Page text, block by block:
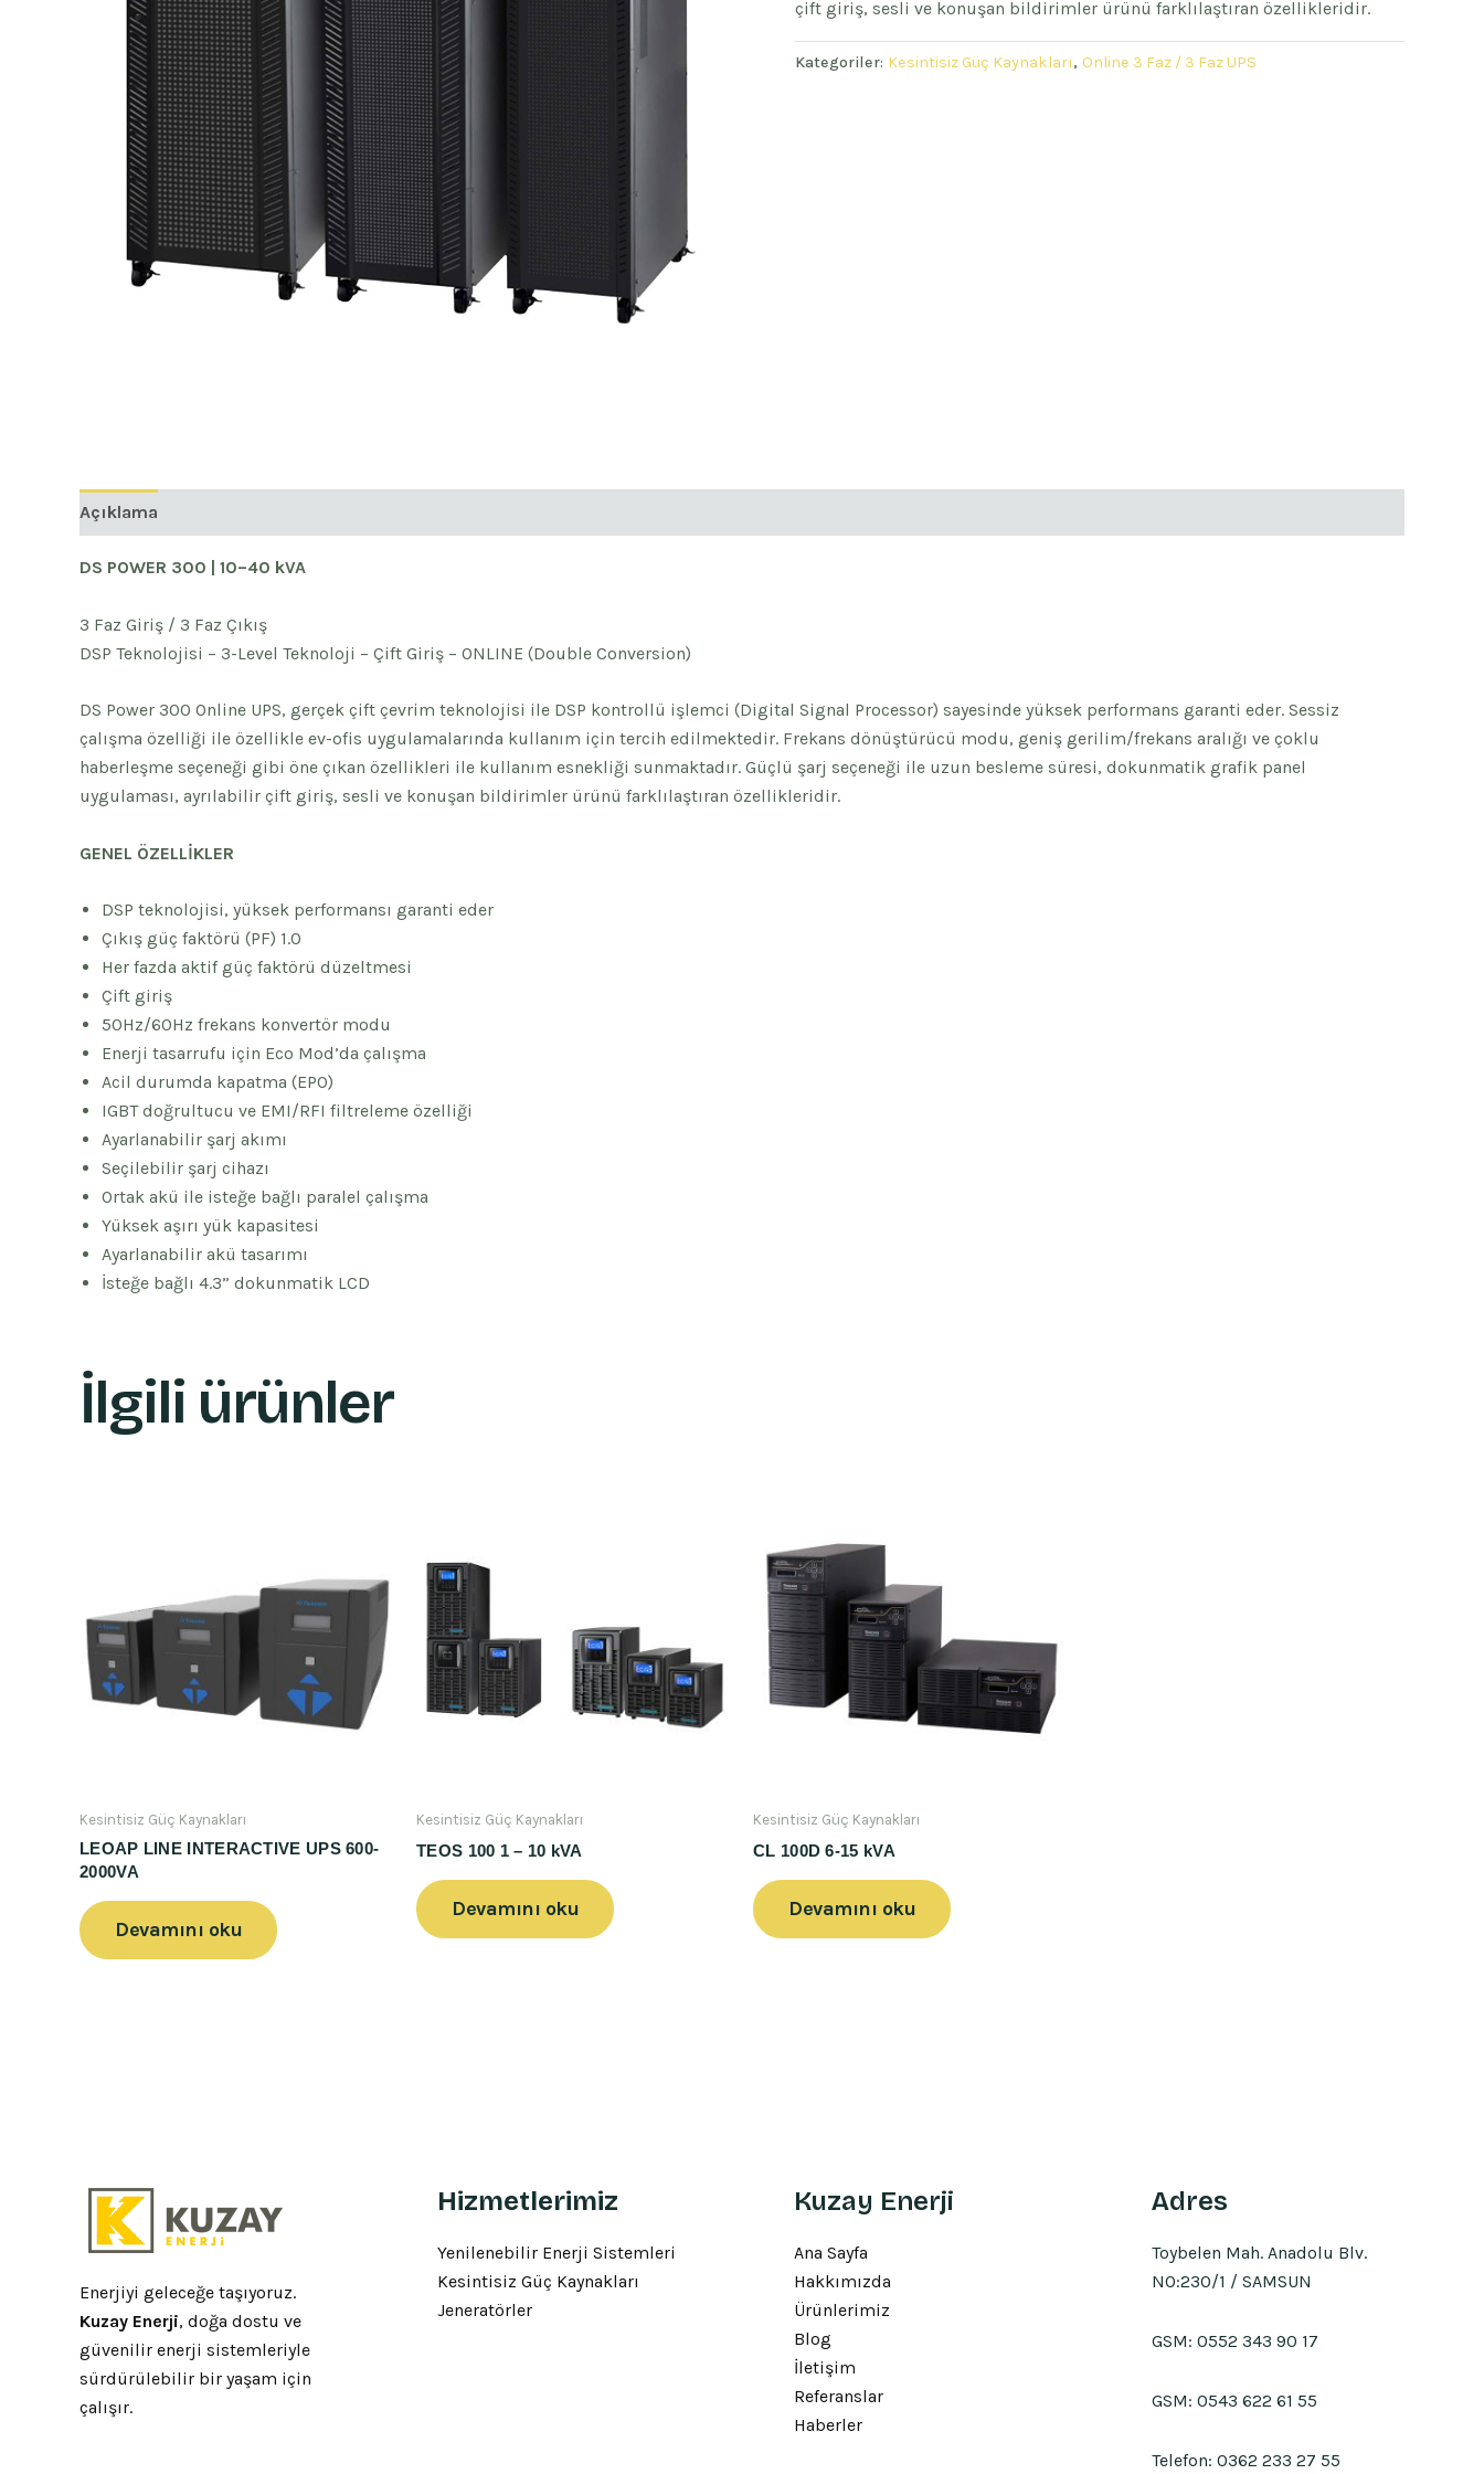
çift giriş, sesli ve konuşan bildirimler ürünü farklılaştıran özellikleridir.
Kategoriler: Kesintisiz Güç Kaynakları, Online 3 Faz / 3 Faz UPS
Açıklama
DS POWER 300 | 10–40 kVA
3 Faz Giriş / 3 Faz Çıkış
DSP Teknolojisi – 3-Level Teknoloji – Çift Giriş – ONLINE (Double Conversion)
DS Power 300 Online UPS, gerçek çift çevrim teknolojisi ile DSP kontrollü işlemci (Digital Signal Processor) sayesinde yüksek performans garanti eder. Sessiz
çalışma özelliği ile özellikle ev-ofis uygulamalarında kullanım için tercih edilmektedir. Frekans dönüştürücü modu, geniş gerilim/frekans aralığı ve çoklu
haberleşme seçeneği gibi öne çıkan özellikleri ile kullanım esnekliği sunmaktadır. Güçlü şarj seçeneği ile uzun besleme süresi, dokunmatik grafik panel
uygulaması, ayrılabilir çift giriş, sesli ve konuşan bildirimler ürünü farklılaştıran özellikleridir.
GENEL ÖZELLİKLER
DSP teknolojisi, yüksek performansı garanti eder
Çıkış güç faktörü (PF) 1.0
Her fazda aktif güç faktörü düzeltmesi
Çift giriş
50Hz/60Hz frekans konvertör modu
Enerji tasarrufu için Eco Mod’da çalışma
Acil durumda kapatma (EPO)
IGBT doğrultucu ve EMI/RFI filtreleme özelliği
Ayarlanabilir şarj akımı
Seçilebilir şarj cihazı
Ortak akü ile isteğe bağlı paralel çalışma
Yüksek aşırı yük kapasitesi
Ayarlanabilir akü tasarımı
İsteğe bağlı 4.3” dokunmatik LCD
İlgili ürünler
Kesintisiz Güç Kaynakları
LEOAP LINE INTERACTIVE UPS 600-
2000VA
Devamını oku
Kesintisiz Güç Kaynakları
TEOS 100 1 – 10 kVA
Devamını oku
Kesintisiz Güç Kaynakları
CL 100D 6-15 kVA
Devamını oku
Enerjiyi geleceğe taşıyoruz.
Kuzay Enerji, doğa dostu ve
güvenilir enerji sistemleriyle
sürdürülebilir bir yaşam için
çalışır.
Hizmetlerimiz
Yenilenebilir Enerji Sistemleri
Kesintisiz Güç Kaynakları
Jeneratörler
Kuzay Enerji
Ana Sayfa
Hakkımızda
Ürünlerimiz
Blog
İletişim
Referanslar
Haberler
Adres
Toybelen Mah. Anadolu Blv.
NO:230/1 / SAMSUN
GSM: 0552 343 90 17
GSM: 0543 622 61 55
Telefon: 0362 233 27 55